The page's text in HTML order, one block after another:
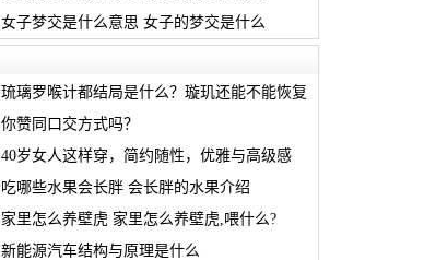
女子梦交是什么意思 女子的梦交是什么
琉璃罗喉计都结局是什么？璇玑还能不能恢复
你赞同口交方式吗？
40岁女人这样穿，简约随性，优雅与高级感
吃哪些水果会长胖 会长胖的水果介绍
家里怎么养壁虎 家里怎么养壁虎,喂什么?
新能源汽车结构与原理是什么